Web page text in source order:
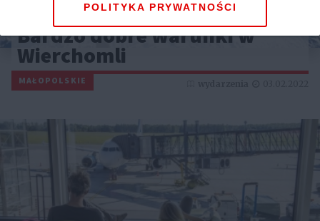
Bardzo dobre warunki w
Wierchomli
MAŁOPOLSKIE
POLITYKA PRYWATNOŚCI